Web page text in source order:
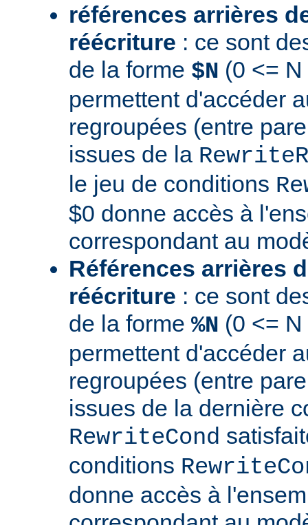
références arrières
réécriture : ce sont
de la forme $N (0 <=
permettent d'accéder
regroupées (entre
issues de la
le jeu de conditions
$0 donne accès à
correspondant au
Références arrières
réécriture : ce sont
de la forme %N (0 <=
permettent d'accéder
regroupées (entre
issues de la dernière
RewriteCond
conditions
donne accès à